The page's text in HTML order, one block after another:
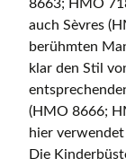
8663; HMO
auch Sèvres
berühmten
klar den Stil
(HMO 8666;
hier
Die